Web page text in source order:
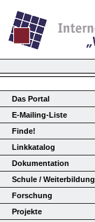
Das Portal
E-Mailing-Liste
Finde!
Linkkatalog
Dokumentation
Schule / Weiterbildung
Forschung
Projekte